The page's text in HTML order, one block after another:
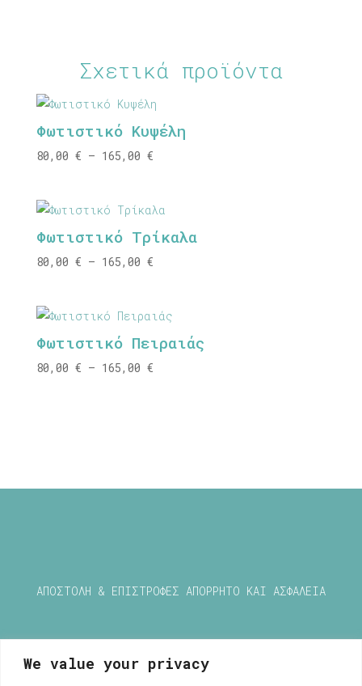
We value your privacy
Σχετικά προϊόντα
Φωτιστικό Κυψέλη
80,00 € – 165,00 €Price
through
165,00 €
Φωτιστικό Τρίκαλα
80,00 € – 165,00 €Price
through
165,00 €
Φωτιστικό Πειραιάς
80,00 € – 165,00 €Price
ΑΠΟΣΤΟΛΗ & ΕΠΙΣΤΡΟΦΕΣ ΑΠΟΡΡΗΤΟ ΚΑΙ ΑΣΦΑΛΕΙΑ
Μυρσίνη Μανέτα